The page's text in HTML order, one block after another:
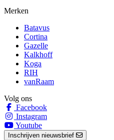
Merken
Batavus
Cortina
Gazelle
Kalkhoff
Koga
RIH
vanRaam
Volg ons
Facebook
Instagram
Youtube
Inschrijven nieuwsbrief